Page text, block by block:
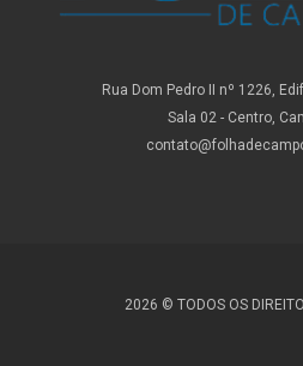
Rua Dom Pedro II nº 1226,
Sala 02 - Centro,
2026 © TODOS OS